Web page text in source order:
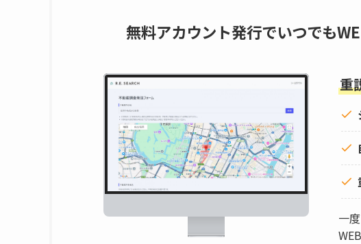
無料アカウント発行でいつでも
重
一